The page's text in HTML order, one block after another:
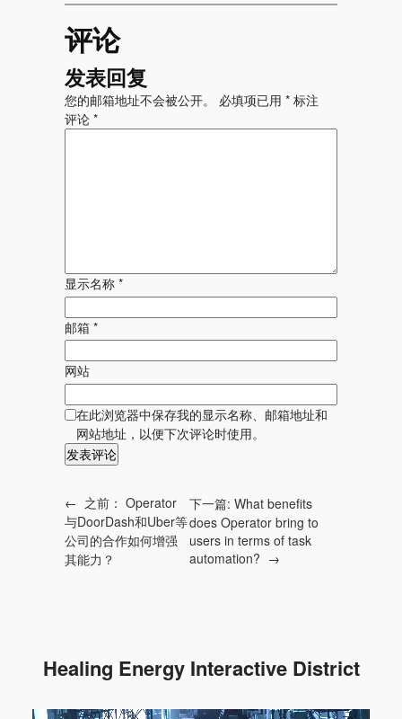
评论
发表回复
您的邮箱地址不会被公开。 必填项已用 *标注
评论 *
显示名称 *
邮箱 *
网站
在此浏览器中保存我的显示名称、邮箱地址和
网站地址，以便下次评论时使用。
← 之前： Operator
与DoorDash和Uber等
公司的合作如何增强
其能力？
下一篇: What benefits
does Operator bring to
users in terms of task
automation? →
Healing Energy Interactive District